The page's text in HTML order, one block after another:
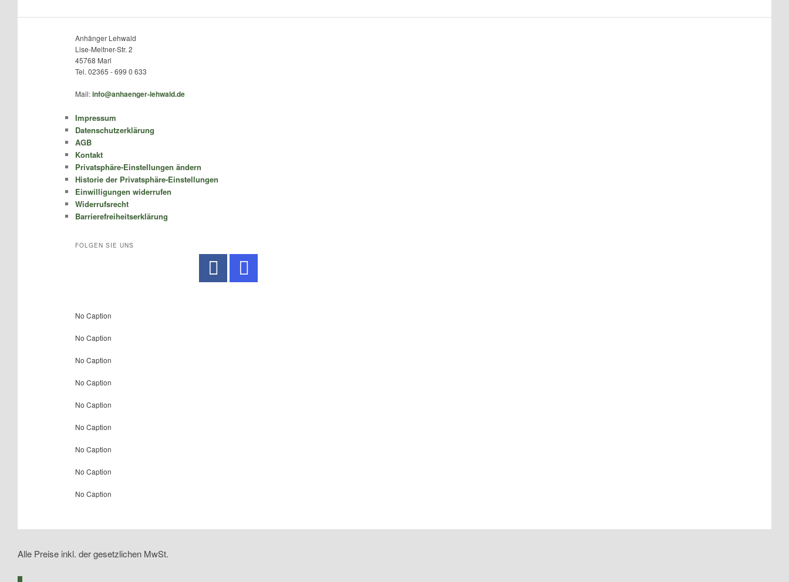
Anhänger Lehwald
Lise-Meitner-Str. 2
45768 Marl
Tel. 02365 - 699 0 633
Mail:info@anhaenger-lehwald.de
Impressum
Datenschutzerklärung
AGB
Kontakt
Privatsphäre-Einstellungen ändern
Historie der Privatsphäre-Einstellungen
Einwilligungen widerrufen
Widerrufsrecht
Barrierefreiheitserklärung
FOLGEN SIE UNS
No Caption
No Caption
No Caption
No Caption
No Caption
No Caption
No Caption
No Caption
No Caption
Alle Preise inkl. der gesetzlichen MwSt.